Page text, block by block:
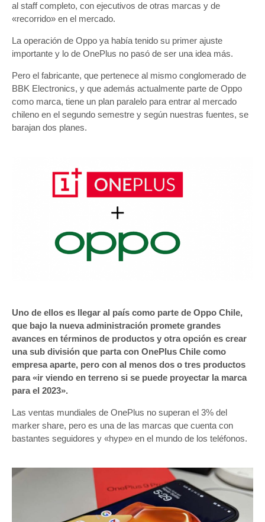
al staff completo, con ejecutivos de otras marcas y de
«recorrido» en el mercado.
La operación de Oppo ya había tenido su primer ajuste
importante y lo de OnePlus no pasó de ser una idea más.
Pero el fabricante, que pertenece al mismo conglomerado de
BBK Electronics, y que además actualmente parte de Oppo
como marca, tiene un plan paralelo para entrar al mercado
chileno en el segundo semestre y según nuestras fuentes, se
barajan dos planes.
Uno de ellos es llegar al país como parte de Oppo Chile,
que bajo la nueva administración promete grandes
avances en términos de productos y otra opción es crear
una sub división que parta con OnePlus Chile como
empresa aparte, pero con al menos dos o tres productos
para «ir viendo en terreno si se puede proyectar la marca
para el 2023».
Las ventas mundiales de OnePlus no superan el 3% del
marker share, pero es una de las marcas que cuenta con
bastantes seguidores y «hype» en el mundo de los teléfonos.